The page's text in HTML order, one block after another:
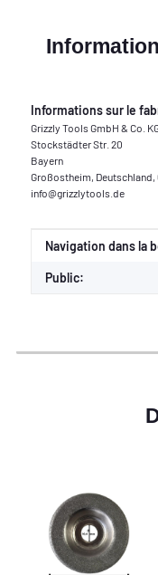
Informations sur le
Grizzly Tools GmbH & Co.
Stockstädter Str. 20
Bayern
Großostheim, Deutschland,
info@grizzlytools.de
Valeur
Fabricant
Navigation dans la
Public: